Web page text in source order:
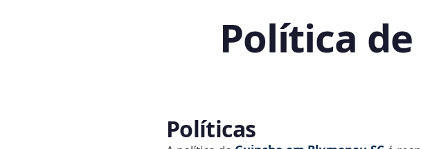
Política
Políticas